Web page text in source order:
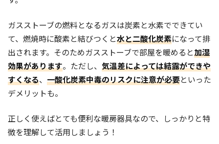
ガスストーブの燃料となるガスは炭素と水素でできてい
て、燃焼時に酸素と結びつくと水と二酸化炭素になって排
出されます。そのためガスストーブで部屋を暖めると加湿
効果があります。ただし、 気温差によっては結露ができや
すくなる、 一酸化炭素中毒のリスクに注意が必要といった
デメリットも。
正しく使えばとても便利な暖房器具なので、しっかりと特
徴を理解して活用しましょう！